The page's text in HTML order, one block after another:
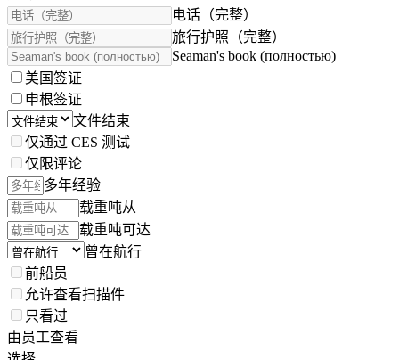
电话（完整）
旅行护照（完整）
Seaman's book (полностью)
美国签证
申根签证
文件结束
仅通过 CES 测试
仅限评论
多年经验
载重吨从
载重吨可达
曾在航行
前船员
允许查看扫描件
只看过
由员工查看